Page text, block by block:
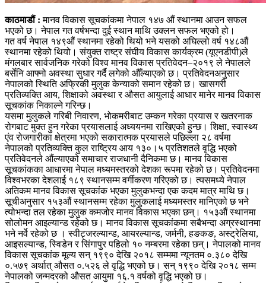
काठमाडौं : मानव विकास सूचकांकमा नेपाल १४७ औं स्थानमा आउन सफल
भएको छ। नेपाल गत वर्षभन्दा दुई स्थान माथि उक्लन सफल भएको हो।
गत वर्ष नेपाल १४९औं स्थानमा रहेको थियो भने यसको अघिल्लो वर्ष १४८औं
स्थानमा रहेको थियो। संयुक्त राष्ट्र संघीय विकास कार्यक्रम (यूएनडीपी)ले
मंगलबार सार्वजनिक गरेको विश्व मानव विकास प्रतिवेदन–२०१९ ले नेपालले
बर्सेनि आफ्नो अवस्था सुधार गर्दै लगेको औँल्याएको छ। प्रतिवेदनअनुसार
नेपालको स्थिति अफ्रिकी मुलुक केन्याको समान रहेको छ। खासगरी
प्रतिव्यक्ति आय, शिक्षाको अवस्था र औसत आयुलाई आधार मानेर मानव विकास
सूचकांक निकाल्ने गरिन्छ।
यसमा मुलुकले गरिबी निवारण, भोकमरीबाट उम्कन गरेका प्रयास र खतरनाक
रोगबाट मुक्त हुन गरेका प्रयासलाई अध्ययनमा राखिएको हुन्छ। शिक्षा, स्वास्थ्य
एंव रोजगारीका क्षेत्रमा भएको सकारात्मक प्रयासले पछिल्ला २८ वर्षमा
नेपालको प्रतिव्यक्ति कुल राष्ट्रिय आय १३०।५ प्रतिशतले वृद्धि भएको
प्रतिवेदनले औंल्याएको समाचार राजधानी दैनिकमा छ। मानव विकास
सूचकांकका आधारमा नेपाल मध्यमस्तरको देशका रूपमा रहेको छ। प्रतिवेदनमा
विश्वभरका देशलाई १८९ स्थानसम्म वर्गीकरण गरिएको छ। त्यसमध्ये नेपाल
अतिकम मानव विकास सूचकांक भएका मुलुकभन्दा एक कदम मात्र माथि छ।
सूचीअनुसार १५३औं स्थानसम्म रहेका मुलुकलाई मध्यमस्तर मानिएको छ भने
त्योभन्दा तल रहेका मुलुक कमजोर मानव विकास भएका छन्। १५३औं स्थानमा
सोलोमन आइल्यान्ड रहेको छ। मानव विकास सूचकांकमा सबैभन्दा अग्रस्थानमा
भने नर्वे रहेको छ । स्वीट्जरल्यान्ड, आयरल्यान्ड, जर्मनी, हङकङ, अस्ट्रेलिया,
आइसल्यान्ड, स्विडेन र सिंगापुर पहिलो १० नम्बरमा रहेका छन्। नेपालको मानव
विकास सूचकांक मूल्य सन् १९९० देखि २०१८ सम्ममा न्यूनतम ०.३८० देखि
०.५७९ अर्थात् औसत ०.५२६ ले वृद्धि भएको छ। सन् १९९० देखि २०१८ सम्म
नेपालको जन्मदरको औसत आयुमा १६.१ वर्षको वृद्धि भएको छ।